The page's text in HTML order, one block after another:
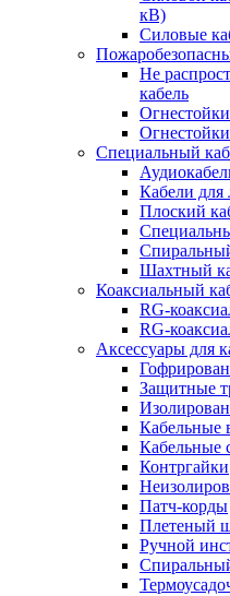
кВ)
Силовые
Не
кабель
Специальный
Кабели для
Плоский
Шахтный
Коаксиальный
RG-
RG-
Аксессуары для
Защитные
Кабельные
Кабельные
Контргайки
Патч-корды
Плетеный
Ручной